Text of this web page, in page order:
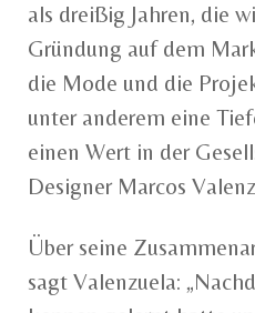
als dreißig Jahren, die
Gründung auf dem
die Mode und die
unter anderem eine
einen Wert in der
Designer Marcos
Über seine
sagt Valenzuela: